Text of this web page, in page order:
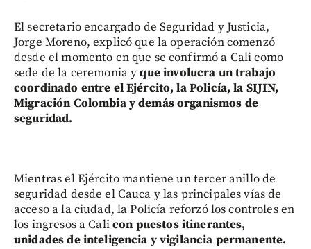
El secretario encargado de Seguridad y Justicia,
Jorge Moreno, explicó que la operación comenzó
desde el momento en que se confirmó a Cali como
sede de la ceremonia yque involucra un trabajo
coordinado entre el Ejército, la Policía, la SIJIN,
Migración Colombia y demás organismos de
seguridad.
Mientras el Ejército mantiene un tercer anillo de
seguridad desde el Cauca y las principales vías de
acceso a la ciudad, la Policía reforzó los controles en
los ingresos a Calicon puestos itinerantes,
unidades de inteligencia y vigilancia permanente.